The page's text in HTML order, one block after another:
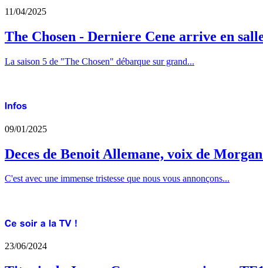
11/04/2025
The Chosen - Derniere Cene arrive en
La saison 5 de "The Chosen" débarque sur grand...
09/01/2025
Deces de Benoit Allemane, voix de
C'est avec une immense tristesse que nous vous annonçons...
23/06/2024